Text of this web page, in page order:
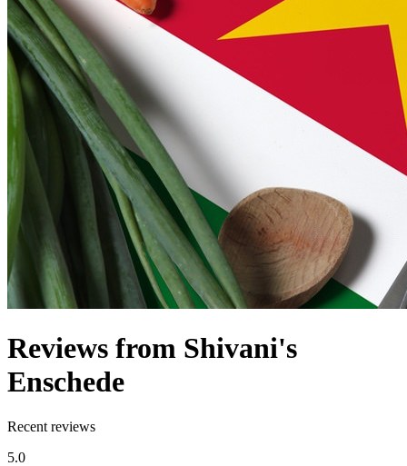
Reviews from Shivani's
Enschede
Recent reviews
5.0